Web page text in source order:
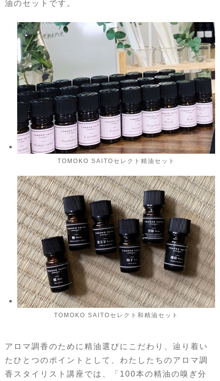
油のセットです。
TOMOKO SAITOセレクト精油セット
TOMOKO SAITOセレクト和精油セット
アロマ調香のために精油選びにこだわり、辿り着い
たひとつのポイントとして、わたしたちのアロマ調
香スタイリスト講座では、「100本の精油の嗅ぎ分